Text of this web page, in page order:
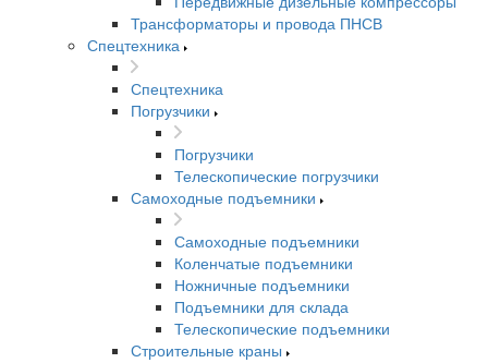
Трансформаторы и провода ПНСВ
Спецтехника
Спецтехника
Погрузчики
Погрузчики
Телескопические погрузчики
Самоходные подъемники
Самоходные подъемники
Коленчатые подъемники
Ножничные подъемники
Подъемники для склада
Телескопические подъемники
Строительные краны